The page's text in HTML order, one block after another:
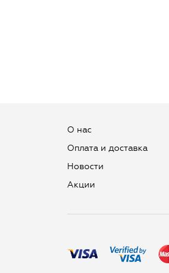
О нас
Оплата и доставка
Новости
Aкции